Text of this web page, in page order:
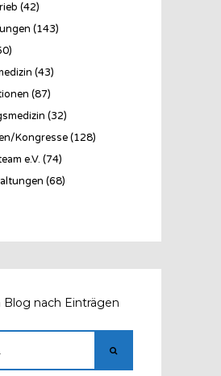
(42)
(143)
(43)
(87)
(32)
Kongresse(128)
e.V. (74)
(68)
Blog nach Einträgen